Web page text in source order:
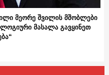
მეორე შვილის მშობლები
მასალა გავყინეთ